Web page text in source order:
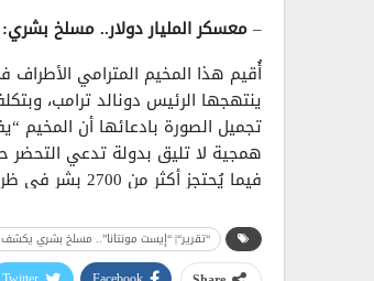
–معسكر المليار دولار.. مسلخ بشري:
أُقيم هذا المخيم المترامي
تجميل الصورة بادعائها أن المخيم
فيما يُحتجز
ومصدره وكالة رويترز.
“تقرير“| “إيست مونتانا”.. مسلخ بشري